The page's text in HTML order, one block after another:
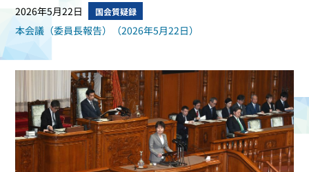
2026年5月22日 国会質疑録
本会議（委員長報告）（2026年5月22日）